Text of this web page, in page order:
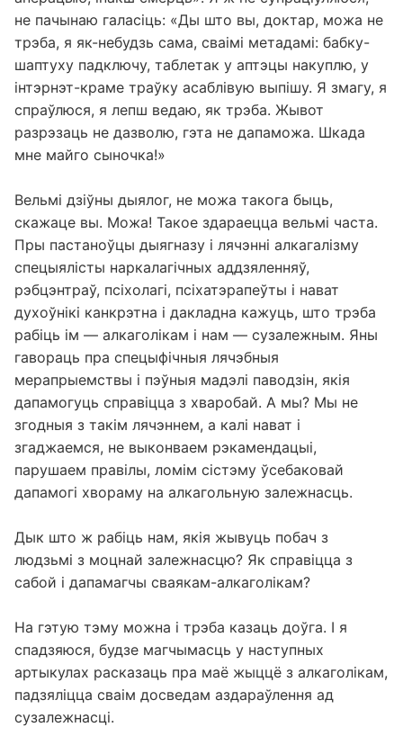
не пачынаю галасіць: «Ды што вы, доктар, можа не
трэба, я як-небудзь сама, сваімі метадамі: бабку-
шаптуху падключу, таблетак у аптэцы накуплю, у
інтэрнэт-краме траўку асаблівую выпішу. Я змагу, я
спраўлюся, я лепш ведаю, як трэба. Жывот
разрэзаць не дазволю, гэта не дапаможа. Шкада
мне майго сыночка!»
Вельмі дзіўны дыялог, не можа такога быць,
скажаце вы. Можа! Такое здараецца вельмі часта.
Пры пастаноўцы дыягназу і лячэнні алкагалізму
спецыялісты наркалагічных аддзяленняў,
рэбцэнтраў, псіхолагі, псіхатэрапеўты і нават
духоўнікі канкрэтна і дакладна кажуць, што трэба
рабіць ім — алкаголікам і нам — сузалежным. Яны
гавораць пра спецыфічныя лячэбныя
мерапрыемствы і пэўныя мадэлі паводзін, якія
дапамогуць справіцца з хваробай. А мы? Мы не
згодныя з такім лячэннем, а калі нават і
згаджаемся, не выконваем рэкамендацыі,
парушаем правілы, ломім сістэму ўсебаковай
дапамогі хвораму на алкагольную залежнасць.
Дык што ж рабіць нам, якія жывуць побач з
людзьмі з моцнай залежнасцю? Як справіцца з
сабой і дапамагчы сваякам-алкаголікам?
На гэтую тэму можна і трэба казаць доўга. І я
спадзяюся, будзе магчымасць у наступных
артыкулах расказаць пра маё жыццё з алкаголікам,
падзяліцца сваім досведам аздараўлення ад
сузалежнасці.